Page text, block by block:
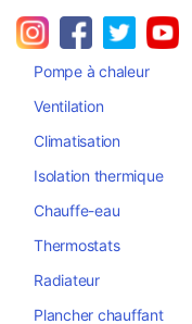
Pompe à chaleur
Ventilation
Climatisation
Isolation thermique
Chauffe-eau
Thermostats
Radiateur
Plancher chauffant